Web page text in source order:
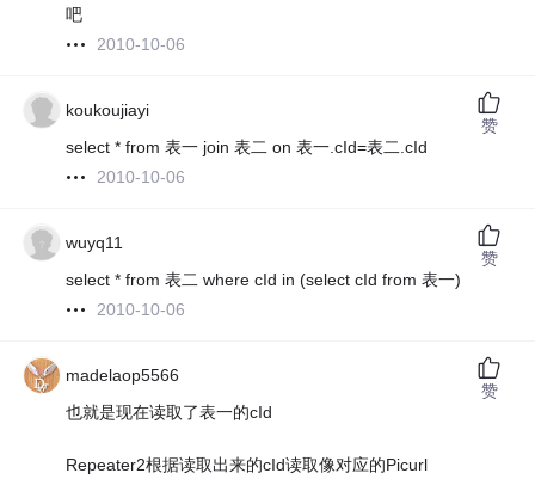
吧
2010-10-06
koukoujiayi
select * from 表一 join 表二 on 表一.cId=表二.cId
2010-10-06
赞
wuyq11
select * from 表二 where cId in (select cId from 表一)
2010-10-06
赞
madelaop5566
也就是现在读取了表一的cId
Repeater2根据读取出来的cId读取像对应的Picurl
赞